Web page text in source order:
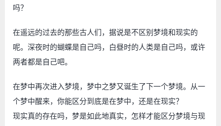
吗？
在遥远的过去的那些古人们，据说是不区别梦境和现实的
呢。深夜时的蝴蝶是自己吗，白昼时的人类是自己吗，或许
两者都是自己吧。
在梦中再次进入梦境，梦中之梦又诞生了下一个梦境。从一
个梦中醒来，你能区分到底是在梦中，还是在现实？
现实真的存在吗，梦是如此地真实，怎样才能区分梦境与现